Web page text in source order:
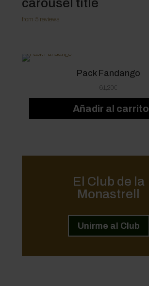
carousel title
from 5 reviews
Pack Fandango
61,20€
Añadir al carrito
El Club de la
Monastrell
Unirme al Club